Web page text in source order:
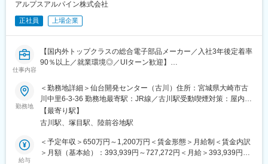
子育て世代など、ライフステージに合わせた働き方をご相談させ
弊社はユーザーの要望に応じた社内システムも低価格で構築する
方法を提案しながら、最適なシステム構築を実施しています。同
力」「膨大な技術の積み重ねによる半パッケージ化された製品
群」「少数精鋭によるフットワークの軽い対応」を強みとしてお
ります。そうしたこれまでの経験が低コスト・高レベルのシステ
ム開発を実現しております。今後も皆様に喜ばれるシステム開発
を提供していく考えです。
アルプスアルパイン株式会社
正社員 上場企業
仕事内容
【国内外トップクラスの総合電子部品メーカー／入社3年後定着率
90％以上／就業環境◎／UIターン歓迎】
■業務内容：
知財戦略立案、特許等の権利化、管理、調査、IP分析等をお任せ
します。企業知財で求められるスキルセットも変わってきている
ところであり、こうした環境変化を踏まえ、次世代の知財組織を
担う人材の採用を行います。
■当ポジションの魅力：
電気・電子部品において、材料～完成品、サービスなど、多様な
勤務地
＜勤務地詳細＞仙台開発センター（古川）住所：宮城県大崎市古
川中里6-3-36 勤務地最寄駅：JR線／古川駅受動喫煙対策：屋内全
面禁煙変更の範囲：会社の定める事業所（リモートワーク含む）
【最寄り駅】
古川駅、塚目駅、陸前谷地駅
給与
＜予定年収＞650万円～1,200万円＜賃金形態＞月給制＜賃金内訳
＞月額（基本給）：393,939円～727,272円＜月給＞393,939円～